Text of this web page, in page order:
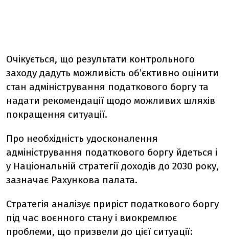
Очікується, що результати контрольного
заходу дадуть можливість об’єктивно оцінити
стан адміністрування податкового боргу та
надати рекомендації щодо можливих шляхів
покращення ситуації.
Про необхідність удосконалення
адміністрування податкового боргу йдеться і
у Національній стратегії доходів до 2030 року,
зазначає Рахункова палата.
Стратегія аналізує приріст податкового боргу
під час воєнного стану і виокремлює
проблеми, що призвели до цієї ситуації: